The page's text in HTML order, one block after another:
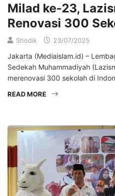
Milad ke-23,
Renovasi 300
Shodik 23/07/2025
Jakarta (Mediaislam.id) –
Sedekah Muhammadiyah
merenovasi 300 sekolah di
READ MORE